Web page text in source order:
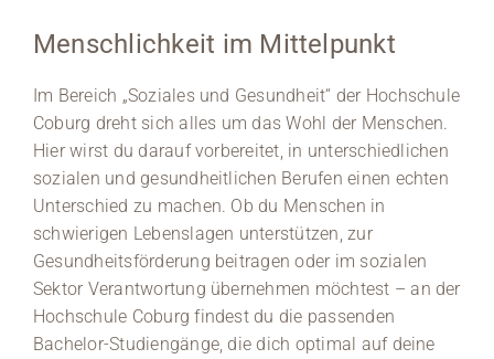
Medien
Stellenangebote
News
Veranstaltungen
Menschlichkeit im Mittelpunkt
Im Bereich „Soziales und Gesundheit“ der Hochschule
Coburg dreht sich alles um das Wohl der Menschen.
Hier wirst du darauf vorbereitet, in unterschiedlichen
sozialen und gesundheitlichen Berufen einen echten
Unterschied zu machen. Ob du Menschen in
schwierigen Lebenslagen unterstützen, zur
Gesundheitsförderung beitragen oder im sozialen
Sektor Verantwortung übernehmen möchtest – an der
Hochschule Coburg findest du die passenden
Bachelor-Studiengänge, die dich optimal auf deine